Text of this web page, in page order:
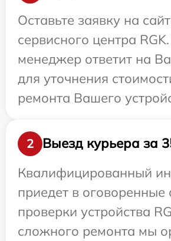
Оставьте заявку на
сервисного центра
менеджер ответит на
для уточнения
ремонта Вашего
2
Выезд курьера за
Квалифицированный
приедет в оговоренные
проверки устройства
сложного ремонта мы